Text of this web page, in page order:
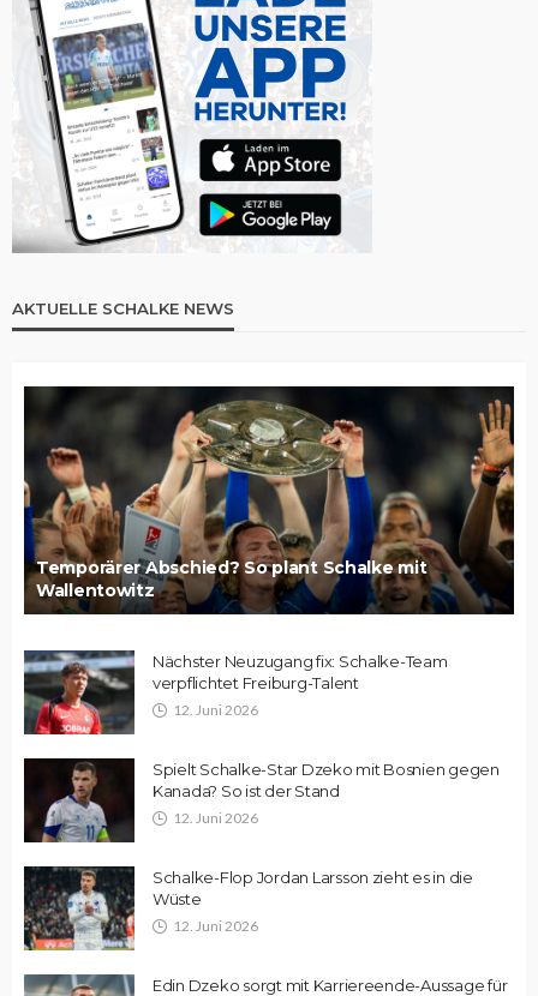
AKTUELLE SCHALKE NEWS
Temporärer Abschied? So plant Schalke mit
Wallentowitz
Nächster Neuzugang fix: Schalke-Team
verpflichtet Freiburg-Talent
12. Juni 2026
Spielt Schalke-Star Dzeko mit Bosnien gegen
Kanada? So ist der Stand
12. Juni 2026
Schalke-Flop Jordan Larsson zieht es in die
Wüste
12. Juni 2026
Edin Dzeko sorgt mit Karriereende-Aussage für